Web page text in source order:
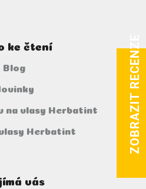
ke čtení
Blog
na vlasy Herbatint
Herbatint
vás
ZOBRAZIT RECENZE